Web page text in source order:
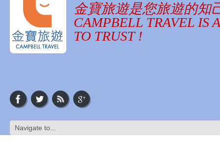
金寶旅遊是您旅遊的知
CAMPBELL TRAVEL IS
TO TRUST !